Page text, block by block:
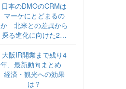
日本のDMOのCRMは
マーケにとどまるの
か 北米との差異から
探る進化に向けた2ス
海外DMOのリアル
vol.6】
大阪IR開業まで残り4
年、最新動向まとめ
経済・観光への効果
は？